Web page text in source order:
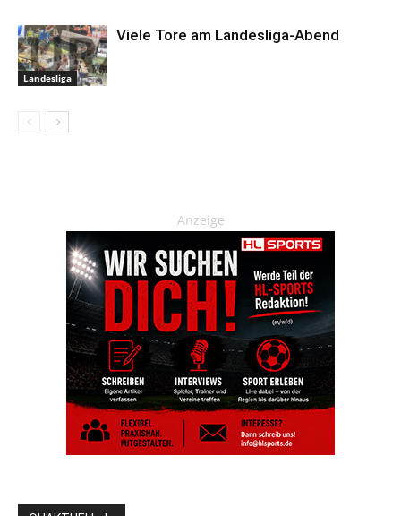
Landesliga
Viele Tore am Landesliga-Abend
Anzeige